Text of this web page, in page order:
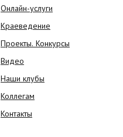
Онлайн-услуги
Краеведение
Проекты. Конкурсы
Видео
Наши клубы
Коллегам
Контакты